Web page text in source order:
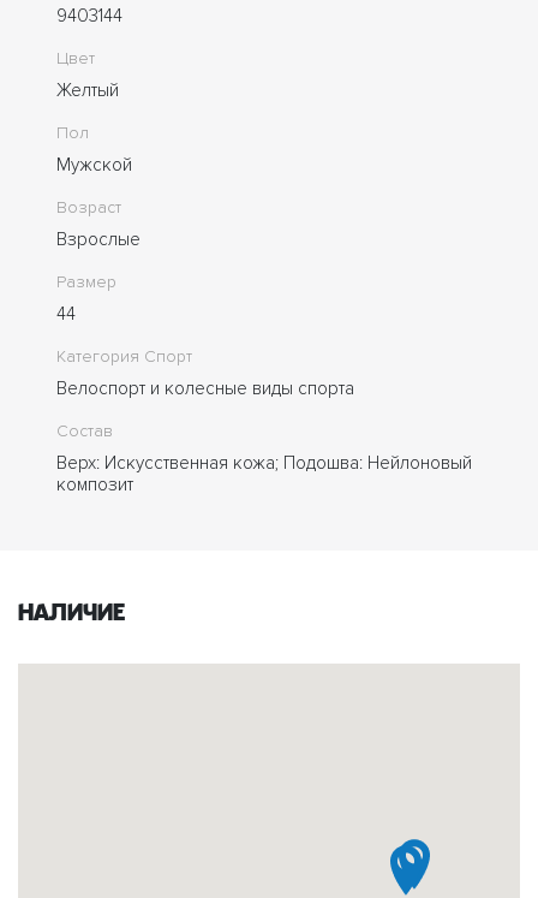
9403144
Цвет
Желтый
Пол
Мужской
Возраст
Взрослые
Размер
44
Категория Спорт
Велоспорт и колесные виды спорта
Состав
Верх: Искусственная кожа; Подошва: Нейлоновый
композит
Наличие